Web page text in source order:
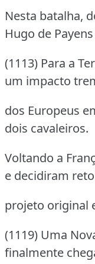
Nesta batalha,
Hugo de
(1113) Para a
um impacto
dos Europeus
dois cavaleiros.
Voltando a
e decidiram
projeto original
(1119) Uma
finalmente